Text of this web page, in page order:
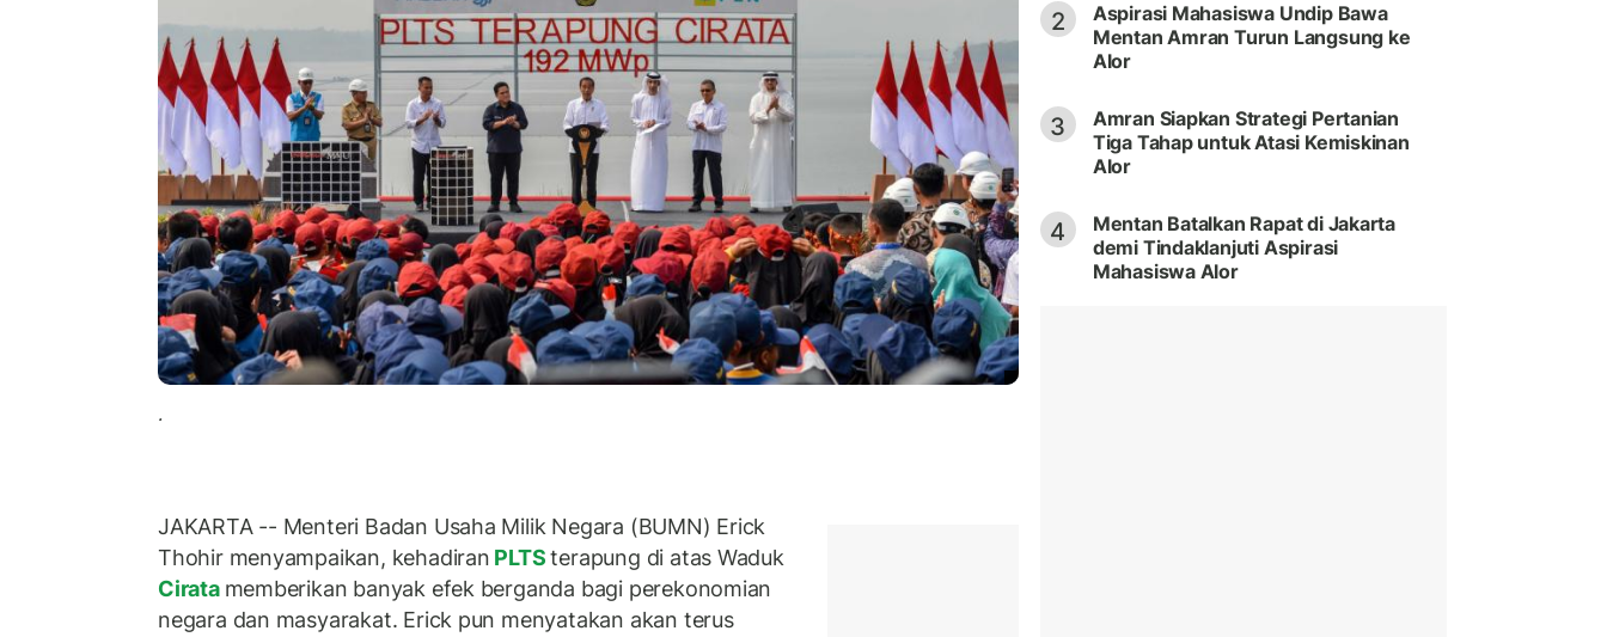
.
JAKARTA -- Menteri Badan Usaha Milik Negara (BUMN) Erick
Thohir menyampaikan, kehadiran PLTSterapung di atas Waduk
Cirata memberikan banyak efek berganda bagi perekonomian
negara dan masyarakat. Erick pun menyatakan akan terus
2
Aspirasi Mahasiswa Undip Bawa
Mentan Amran Turun Langsung ke
Alor
3
Amran Siapkan Strategi Pertanian
Tiga Tahap untuk Atasi Kemiskinan
Alor
4
Mentan Batalkan Rapat di Jakarta
demi Tindaklanjuti Aspirasi
Mahasiswa Alor